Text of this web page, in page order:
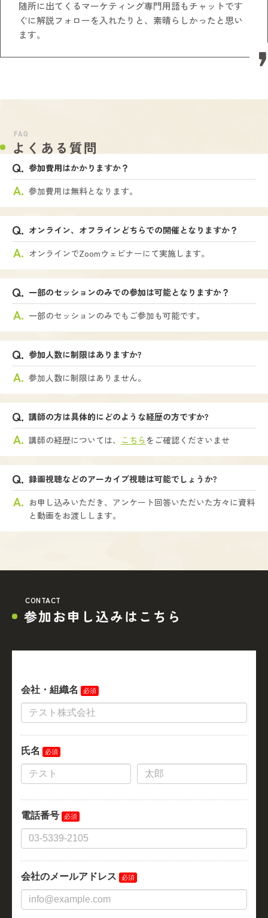
随所に出てくるマーケティング専門用語もチャットです
ぐに解説フォローを入れたりと、素晴らしかったと思い
ます。
よくある質問
FAQ
参加費用はかかりますか？
参加費用は無料となります。
オンライン、オフラインどちらでの開催となりますか？
オンラインでZoomウェビナーにて実施します。
一部のセッションのみでの参加は可能となりますか？
一部のセッションのみでもご参加も可能です。
参加人数に制限はありますか?
参加人数に制限はありません。
講師の方は具体的にどのような経歴の方ですか?
講師の経歴については、 こちらをご確認くださいませ
録画視聴などのアーカイブ視聴は可能でしょうか?
お申し込みいただき、アンケート回答いただいた方々に資料
と動画をお渡しします。
CONTACT
参加お申し込みはこちら